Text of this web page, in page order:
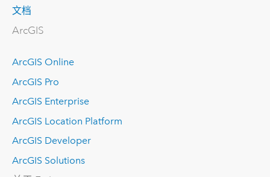
文档
ArcGIS
ArcGIS Online
ArcGIS Pro
ArcGIS Enterprise
ArcGIS Location Platform
ArcGIS Developer
ArcGIS Solutions